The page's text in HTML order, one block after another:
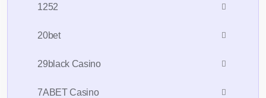
1252
20bet
29black Casino
7ABET Casino